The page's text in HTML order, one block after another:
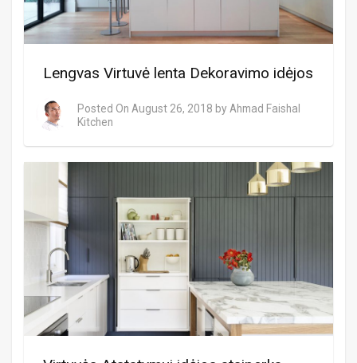
Lengvas Virtuvė lenta Dekoravimo idėjos
Posted On August 26, 2018 by Ahmad Faishal
Kitchen